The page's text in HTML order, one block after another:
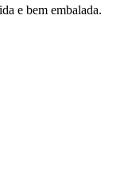
e bem embalada.